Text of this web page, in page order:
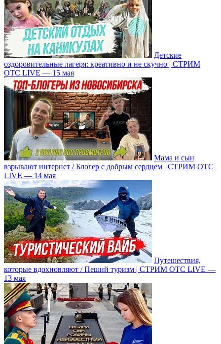
Детские
оздоровительные лагеря: креативно и не скучно | СТРИМ
ОТС LIVE — 15 мая
Мама и сын
взрывают интернет / Блогер с добрым сердцем | СТРИМ ОТС
LIVE — 14 мая
Путешествия,
которые вдохновляют / Пеший туризм | СТРИМ ОТС LIVE —
13 мая